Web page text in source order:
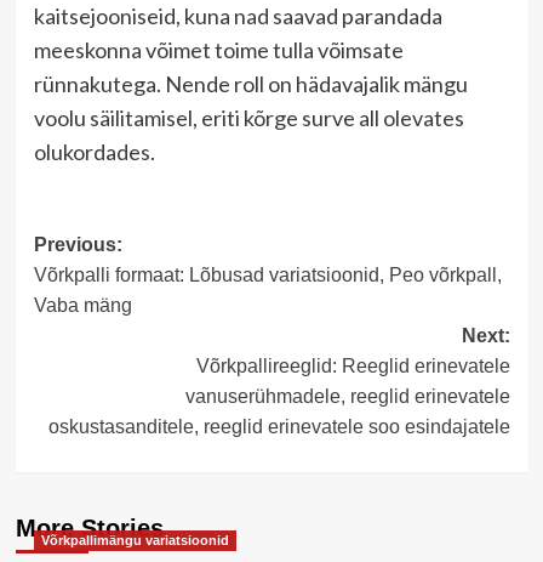
kaitsejooniseid, kuna nad saavad parandada
meeskonna võimet toime tulla võimsate
rünnakutega. Nende roll on hädavajalik mängu
voolu säilitamisel, eriti kõrge surve all olevates
olukordades.
Post
navigation
Previous:
Võrkpalli formaat: Lõbusad variatsioonid, Peo võrkpall,
Vaba mäng
Next:
Võrkpallireeglid: Reeglid erinevatele
vanuserühmadele, reeglid erinevatele
oskustasanditele, reeglid erinevatele soo esindajatele
More Stories
Võrkpallimängu variatsioonid